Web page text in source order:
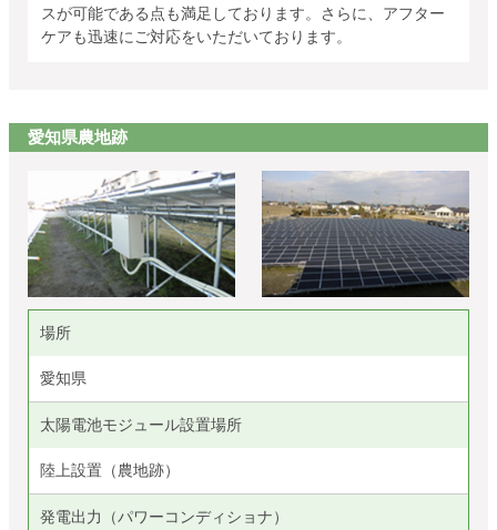
スが可能である点も満足しております。さらに、アフター
ケアも迅速にご対応をいただいております。
愛知県農地跡
場所
愛知県
太陽電池モジュール設置場所
陸上設置（農地跡）
発電出力（パワーコンディショナ）